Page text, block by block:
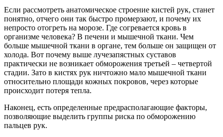
Если рассмотреть анатомическое строение кистей рук, станет
понятно, отчего они так быстро промерзают, и почему их
непросто отогреть на морозе. Где согревается кровь в
организме человека? В печени и мышечной ткани. Чем
больше мышечной ткани в органе, тем больше он защищен от
холода. Вот почему выше лучезапястных суставов
практически не возникает обморожения третьей – четвертой
стадии. Зато в кистях рук ничтожно мало мышечной ткани
относительно площади кожных покровов, через которые
происходит потеря тепла.
Наконец, есть определенные предрасполагающие факторы,
позволяющие выделить группы риска по обморожению
пальцев рук.